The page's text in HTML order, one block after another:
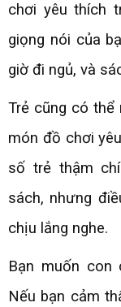
chơi yêu thích
giọng nói của
giờ đi ngủ, và
Trẻ cũng có
món đồ chơi
số trẻ thậm
sách, nhưng
chịu lắng nghe.
Bạn muốn
Nếu bạn cảm